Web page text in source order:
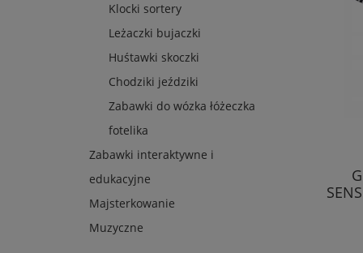
Klocki sortery
Leżaczki bujaczki
Huśtawki skoczki
Chodziki jeździki
Zabawki do wózka łóżeczka
fotelika
Zabawki interaktywne i
edukacyjne
Majsterkowanie
Muzyczne